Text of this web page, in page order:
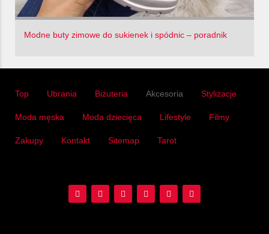
Modne buty zimowe do sukienek i spódnic – poradnik
Top Ubrania Biżuteria Akcesoria Stylizacje
Moda męska Moda dziecięca Lifestyle Filmy
Zakupy Kontakt Sitemap Tarot